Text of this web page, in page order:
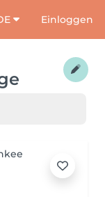
Einloggen